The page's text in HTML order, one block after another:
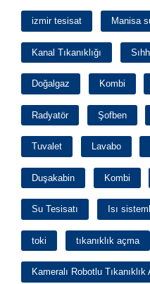
izmir tesisat Manisa
Kanal Tıkanıklığı
Doğalgaz Kombi
Radyatör Şofben
Tuvalet Lavabo
Duşakabin Kombi
Su Tesisatı Isı
toki tıkanıklık açma
Kameralı Robotlu Tıkanıklık